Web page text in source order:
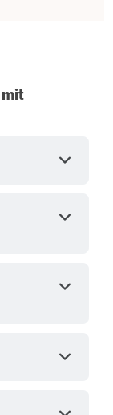
expand_more
expand_more
expand_more
expand_more